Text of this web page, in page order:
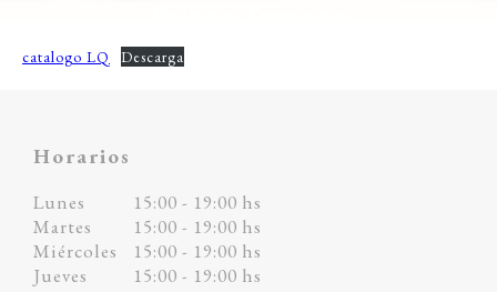
catalogo LQ Descarga
Horarios
Lunes
15:00 - 19:00 hs
Martes
15:00 - 19:00 hs
Miércoles
15:00 - 19:00 hs
Jueves
15:00 - 19:00 hs